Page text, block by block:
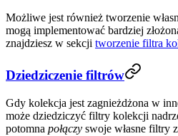
Możliwe jest również tworzenie
mogą implementować bardziej
znajdziesz w sekcji tworzenie filtra
Dziedziczenie filtrów
Gdy kolekcja jest zagnieżdżona w
może dziedziczyć filtry kolekcji
potomna połączy swoje własne filtry